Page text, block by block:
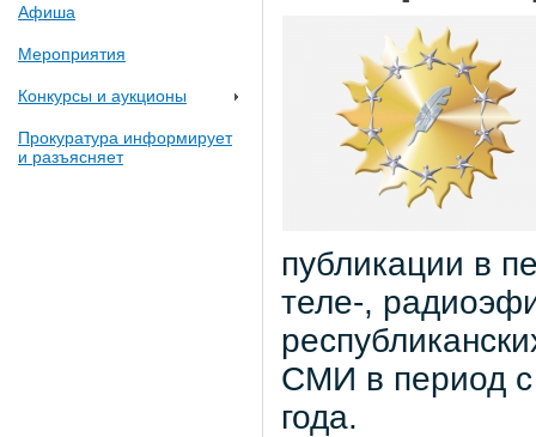
Афиша
Мероприятия
Конкурсы и аукционы
Прокуратура информирует
и разъясняет
публикации в
теле-,
СМИ в период с
года.